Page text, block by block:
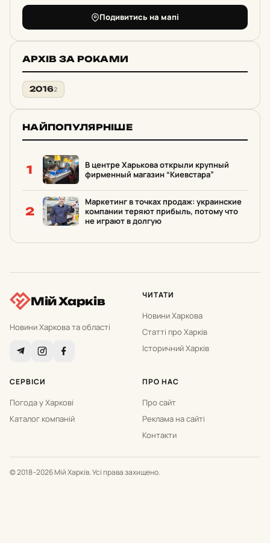
Подивитись на мапі
АРХІВ ЗА РОКАМИ
20162
НАЙПОПУЛЯРНІШЕ
1
В центре Харькова открыли крупный
фирменный магазин “Киевстара”
2
Маркетинг в точках продаж: украинские
компании теряют прибыль, потому что
не играют в долгую
Мій Харків
Новини Харкова та області
ЧИТАТИ
Новини Харкова
Статті про Харків
Історичний Харків
СЕРВІСИ
Погода у Харкові
Каталог компаній
ПРО НАС
Про сайт
Реклама на сайті
Контакти
© 2018–2026 Мій Харків. Усі права захищено.